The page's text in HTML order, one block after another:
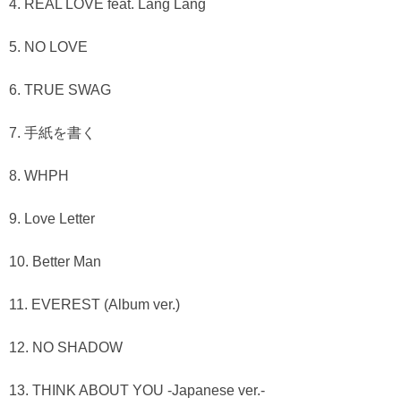
4. REAL LOVE feat. Lang Lang
5. NO LOVE
6. TRUE SWAG
7. 手紙を書く
8. WHPH
9. Love Letter
10. Better Man
11. EVEREST (Album ver.)
12. NO SHADOW
13. THINK ABOUT YOU -Japanese ver.-